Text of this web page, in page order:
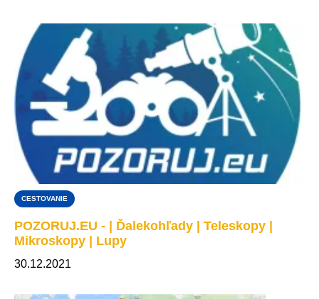
CESTOVANIE
POZORUJ.EU - | Ďalekohľady | Teleskopy |
Mikroskopy | Lupy
30.12.2021